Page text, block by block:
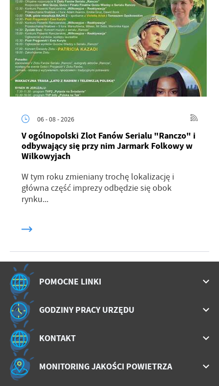
06 - 08 - 2026
V ogólnopolski Zlot Fanów Serialu "Ranczo" i
odbywający się przy nim Jarmark Folkowy w
Wilkowyjach
W tym roku zmieniany trochę lokalizację i
główna część imprezy odbędzie się obok
rynku...
POMOCNE LINKI
GODZINY PRACY URZĘDU
KONTAKT
MONITORING JAKOŚCI POWIETRZA